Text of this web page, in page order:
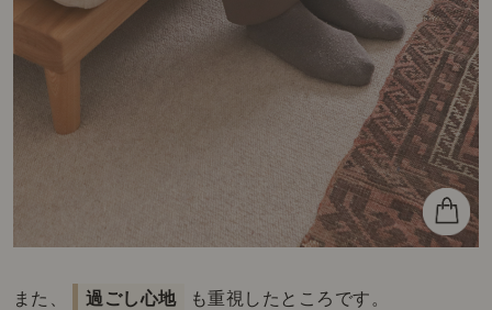
また、 過ごし心地 も重視したところです。